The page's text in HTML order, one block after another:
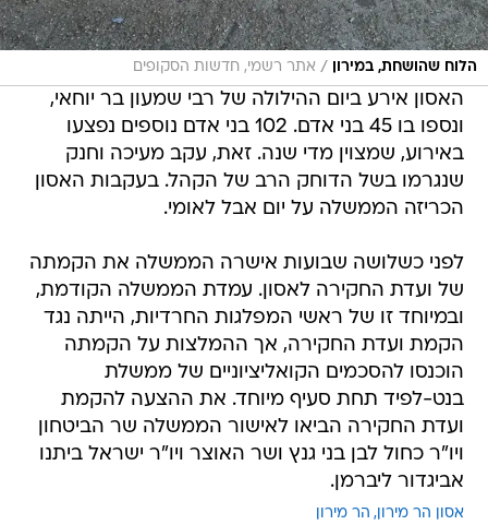
הלוח שהושחת, במירון / אתר רשמי, חדשות הסקופים
האסון אירע ביום ההילולה של רבי שמעון בר יוחאי,
ונספו בו 45 בני אדם. 102 בני אדם נוספים נפצעו
באירוע, שמצוין מדי שנה. זאת, עקב מעיכה וחנק
שנגרמו בשל הדוחק הרב של הקהל. בעקבות האסון
הכריזה הממשלה על יום אבל לאומי.
לפני כשלושה שבועות אישרה הממשלה את הקמתה
של ועדת החקירה לאסון. עמדת הממשלה הקודמת,
ובמיוחד זו של ראשי המפלגות החרדיות, הייתה נגד
הקמת ועדת החקירה, אך ההמלצות על הקמתה
הוכנסו להסכמים הקואליציוניים של ממשלת
בנט-לפיד תחת סעיף מיוחד. את ההצעה להקמת
ועדת החקירה הביאו לאישור הממשלה שר הביטחון
ויו"ר כחול לבן בני גנץ ושר האוצר ויו"ר ישראל ביתנו
אביגדור ליברמן.
אסון הר מירון הר מירון